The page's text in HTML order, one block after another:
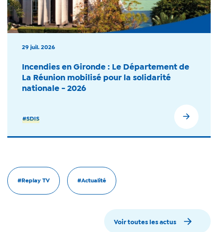
29 juil. 2026
Incendies en Gironde : Le Département de
La Réunion mobilisé pour la solidarité
nationale - 2026
#SDIS
#Replay TV #Actualité
Voir toutes les actus